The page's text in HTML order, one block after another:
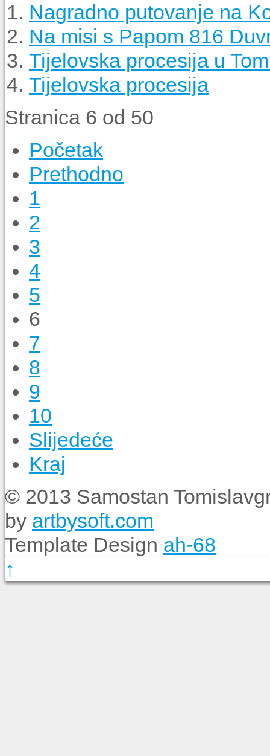
Nagradno putovanje na
Na misi s Papom 816
Tijelovska procesija u
Tijelovska procesija
Stranica 6 od 50
Početak
Prethodno
1
2
3
4
5
6
7
8
9
10
Slijedeće
Kraj
© 2013 Samostan
by artbysoft.com
Template Design ah-68
↑